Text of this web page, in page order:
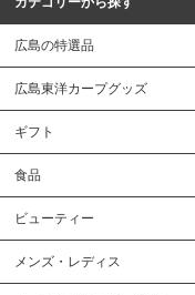
広島の特選品
広島東洋カープグッズ
ギフト
食品
ビューティー
メンズ・レディス